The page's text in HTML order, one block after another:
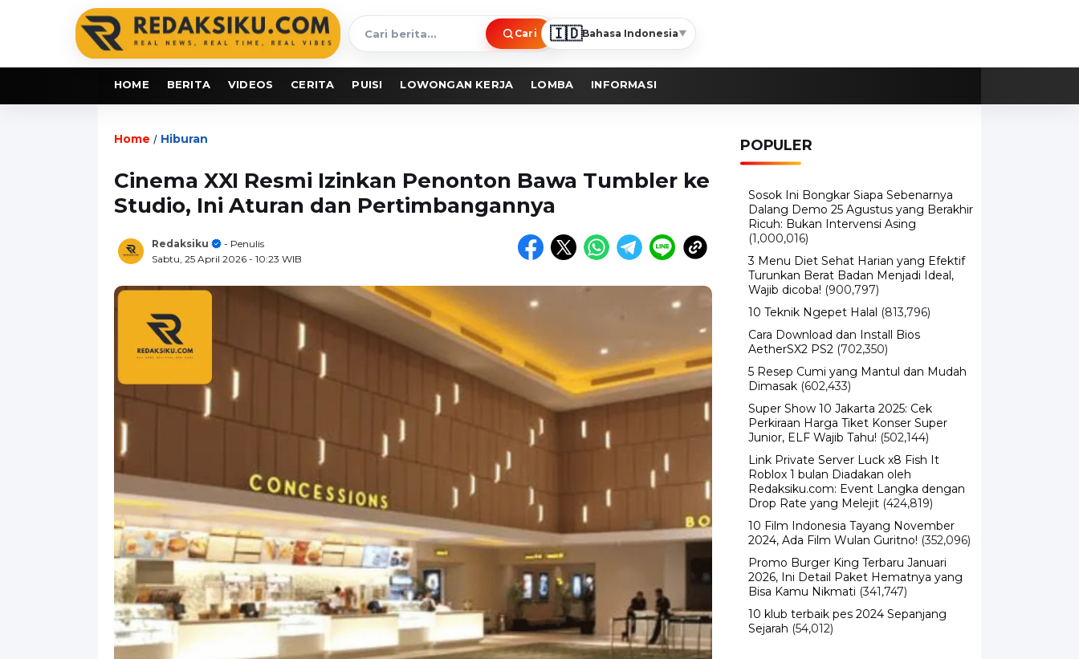
Cari
berita
Cari 🇮🇩Bahasa Indonesia▼
HOME BERITA VIDEOS CERITA PUISI LOWONGAN KERJA LOMBA INFORMASI
Home / Hiburan
Cinema XXI Resmi Izinkan Penonton Bawa Tumbler ke
Studio, Ini Aturan dan Pertimbangannya
Redaksiku
- Penulis
Sabtu, 25 April 2026 - 10:23 WIB
POPULER
Sosok Ini Bongkar Siapa Sebenarnya
Dalang Demo 25 Agustus yang Berakhir
Ricuh: Bukan Intervensi Asing
(1,000,016)
3 Menu Diet Sehat Harian yang Efektif
Turunkan Berat Badan Menjadi Ideal,
Wajib dicoba! (900,797)
10 Teknik Ngepet Halal (813,796)
Cara Download dan Install Bios
AetherSX2 PS2 (702,350)
5 Resep Cumi yang Mantul dan Mudah
Dimasak (602,433)
Super Show 10 Jakarta 2025: Cek
Perkiraan Harga Tiket Konser Super
Junior, ELF Wajib Tahu! (502,144)
Link Private Server Luck x8 Fish It
Roblox 1 bulan Diadakan oleh
Redaksiku.com: Event Langka dengan
Drop Rate yang Melejit (424,819)
10 Film Indonesia Tayang November
2024, Ada Film Wulan Guritno! (352,096)
Promo Burger King Terbaru Januari
2026, Ini Detail Paket Hematnya yang
Bisa Kamu Nikmati (341,747)
10 klub terbaik pes 2024 Sepanjang
Sejarah (54,012)